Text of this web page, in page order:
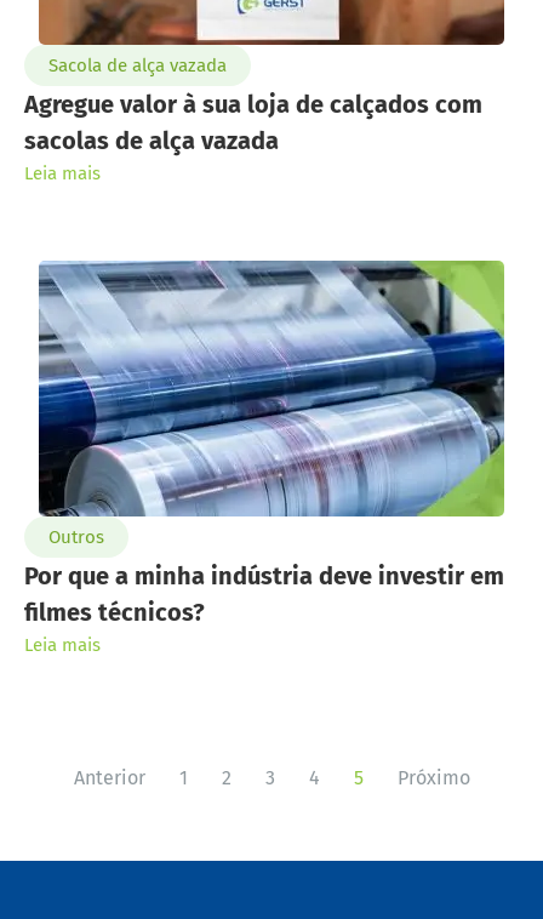
Sacola de alça vazada
Agregue valor à sua loja de calçados com
sacolas de alça vazada
Leia mais
Outros
Por que a minha indústria deve investir em
filmes técnicos?
Leia mais
Anterior 1 2 3 4 5 Próximo